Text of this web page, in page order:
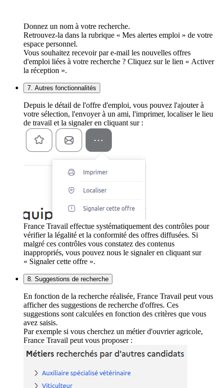
Donnez un nom à votre recherche.
Retrouvez-la dans la rubrique « Mes alertes emploi » de votre
espace personnel.
Vous souhaitez recevoir par e-mail les nouvelles offres
d'emploi liées à votre recherche ? Cliquez sur le lien « Activer
la réception ».
7. Autres fonctionnalités
Depuis le détail de l'offre d'emploi, vous pouvez l'ajouter à
votre sélection, l'envoyer à un ami, l'imprimer, localiser le lieu
de travail et la signaler en cliquant sur :
France Travail effectue systématiquement des contrôles pour
vérifier la légalité et la conformité des offres diffusées. Si
malgré ces contrôles vous constatez des contenus
inappropriés, vous pouvez nous le signaler en cliquant sur
« Signaler cette offre ».
8. Suggestions de recherche
En fonction de la recherche réalisée, France Travail peut vous
afficher des suggestions de recherche d'offres. Ces
suggestions sont calculées en fonction des critères que vous
avez saisis.
Par exemple si vous cherchez un métier d'ouvrier agricole,
France Travail peut vous proposer :